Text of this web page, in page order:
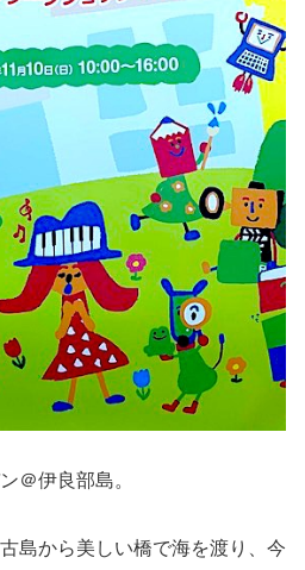
＠伊良部島。
島から美しい橋で海を渡り、今